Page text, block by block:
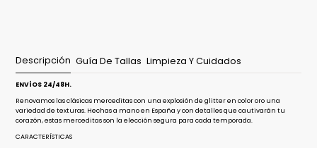
Descripción Guía De Tallas Limpieza Y Cuidados
ENVÍOS 24/48H.
Renovamos las clásicas merceditas con una explosión de glitter en color oro una
variedad de texturas. Hechas a mano en España y con detalles que cautivarán tu
corazón, estas merceditas son la elección segura para cada temporada.
CARACTERÍSTICAS